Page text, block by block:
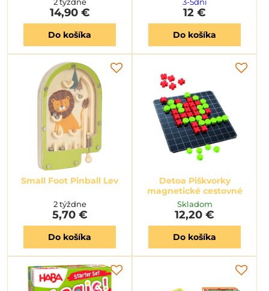
14,90 €
Do košíka
12 €
Do košíka
Small Foot Pinball Lev
2 týždne
5,70 €
Do košíka
Detoa Piškvorky
magnetické cestovné
Skladom
12,20 €
Do košíka